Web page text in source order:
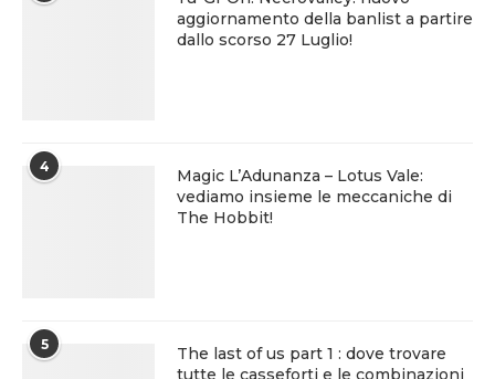
aggiornamento della banlist a partire
dallo scorso 27 Luglio!
4
Magic L’Adunanza – Lotus Vale:
vediamo insieme le meccaniche di
The Hobbit!
5
The last of us part 1 : dove trovare
tutte le casseforti e le combinazioni